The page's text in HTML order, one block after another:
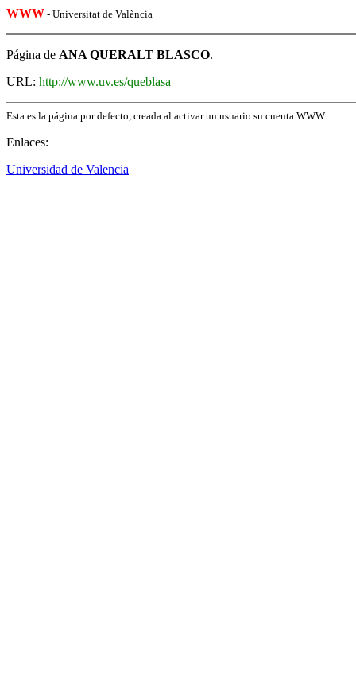
WWW - Universitat de València
Página de ANA QUERALT BLASCO.
URL: http://www.uv.es/queblasa
Esta es la página por defecto, creada al activar un usuario su cuenta WWW.
Enlaces:
Universidad de Valencia